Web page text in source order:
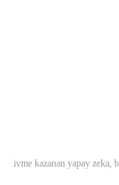
ivme kazanan yapay zeka,